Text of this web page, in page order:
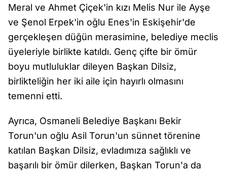
Meral ve Ahmet Çiçek'in kızı Melis Nur ile Ayşe
ve Şenol Erpek'in oğlu Enes'in Eskişehir'de
gerçekleşen düğün merasimine, belediye meclis
üyeleriyle birlikte katıldı. Genç çifte bir ömür
boyu mutluluklar dileyen Başkan Dilsiz,
birlikteliğin her iki aile için hayırlı olmasını
temenni etti.
Ayrıca, Osmaneli Belediye Başkanı Bekir
Torun'un oğlu Asil Torun'un sünnet törenine
katılan Başkan Dilsiz, evladımıza sağlıklı ve
başarılı bir ömür dilerken, Başkan Torun'a da